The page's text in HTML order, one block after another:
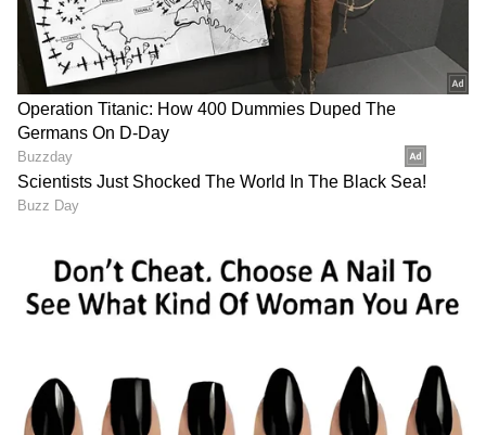
ಸಿನಿಮಾ ವಿಮರ್ಶೆಗಳು (Kannada Movies Review
ತಾರೆಯರ ಸಂದರ್ಶನಗಳು, ಧಾರಾವಾಹಿ ಅಪ್‌ಡೇಟ್ಸ್‌,
ತೆರೆಮರೆಯ ಕಥೆಗಳು,OTT ರಿಲೀಸ್‌
ಗಳ ಬಗ್ಗೆ
ಮಾಹಿತಿಯೂ ಇಲ್ಲಿದೆ.